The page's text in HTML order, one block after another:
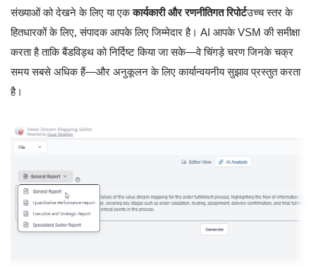
संख्याओं को देखने के लिए या एककार्यकारी और रणनीतिगत रिपोर्टउच्च स्तर के
हितधारकों के लिए, संपादक आपके लिए जिम्मेदार है। AI आपके VSM की समीक्षा
करता है ताकि बैंडविड्थ को निर्दिष्ट किया जा सके—वे चिंगड़े चरण जिनके चक्र
समय सबसे अधिक हैं—और अनुकूलन के लिए कार्यान्वयनीय सुझाव प्रस्तुत करता
है।